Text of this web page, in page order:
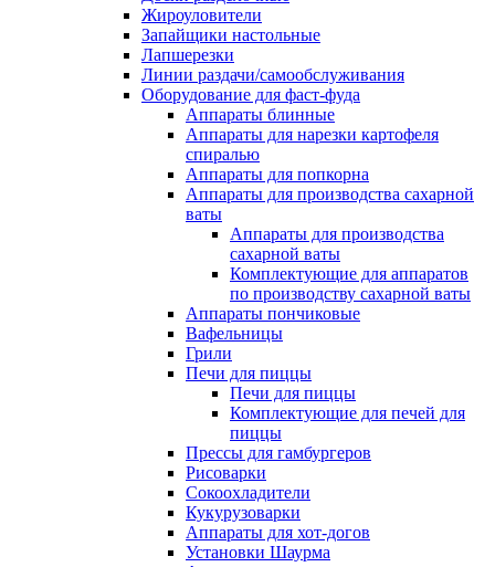
Жироуловители
Запайщики настольные
Лапшерезки
Линии раздачи/самообслуживания
Оборудование для фаст-фуда
Аппараты блинные
Аппараты для нарезки картофеля
спиралью
Аппараты для попкорна
Аппараты для производства сахарной
ваты
Аппараты для производства
сахарной ваты
Комплектующие для аппаратов
по производству сахарной ваты
Аппараты пончиковые
Вафельницы
Грили
Печи для пиццы
Печи для пиццы
Комплектующие для печей для
пиццы
Прессы для гамбургеров
Рисоварки
Сокоохладители
Кукурузоварки
Аппараты для хот-догов
Установки Шаурма